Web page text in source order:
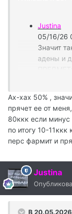
Justina
05/16/26
Значит
адены и
Justina
05/16/26
Гайка:
Justina
в
именно
Ах-хах 50% ,
прячет ее от
80ккк если
по итогу 10-
перс фармит и
Justina
В 20.05.2026